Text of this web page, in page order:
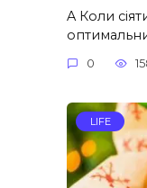
A Коли
0
LIFE